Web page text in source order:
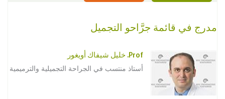
مدرج في قائمة جرَّاحو التجميل
Prof. خليل شيفاك أويغور
أستاذ منتسب في الجراحة التجميلية والترميمية